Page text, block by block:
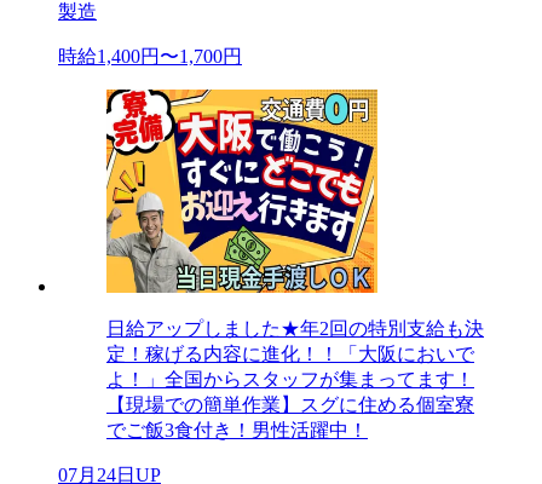
製造
時給1,400円〜1,700円
日給アップしました★年2回の特別支給も決
定！稼げる内容に進化！！「大阪においで
よ！」全国からスタッフが集まってます！
【現場での簡単作業】スグに住める個室寮
でご飯3食付き！男性活躍中！
07月24日UP